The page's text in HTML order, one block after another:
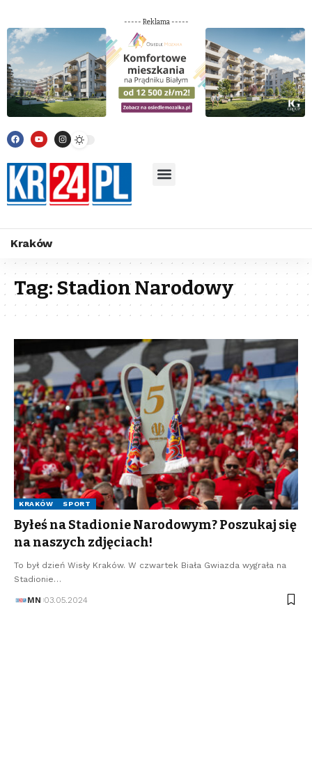
----- Reklama -----
Kraków
Tag:Stadion Narodowy
KRAKÓW SPORT
Byłeś na Stadionie Narodowym? Poszukaj się
na naszych zdjęciach!
To był dzień Wisły Kraków. W czwartek Biała Gwiazda wygrała na
Stadionie…
MN 03.05.2024